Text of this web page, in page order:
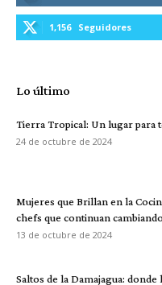
1,156 Seguidores
Lo último
Tierra Tropical: Un lugar para
24 de octubre de 2024
Mujeres que Brillan en la
chefs que continuan
13 de octubre de 2024
Saltos de la Damajagua: donde